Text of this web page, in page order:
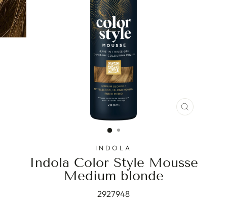
STENG
INDOLA
Indola Color Style Mousse
Medium blonde
2927948